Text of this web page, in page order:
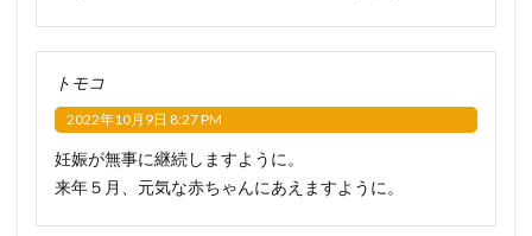
トモコ
2022年10月9日 8:27 PM
妊娠が無事に継続しますように。
来年５月、元気な赤ちゃんにあえますように。